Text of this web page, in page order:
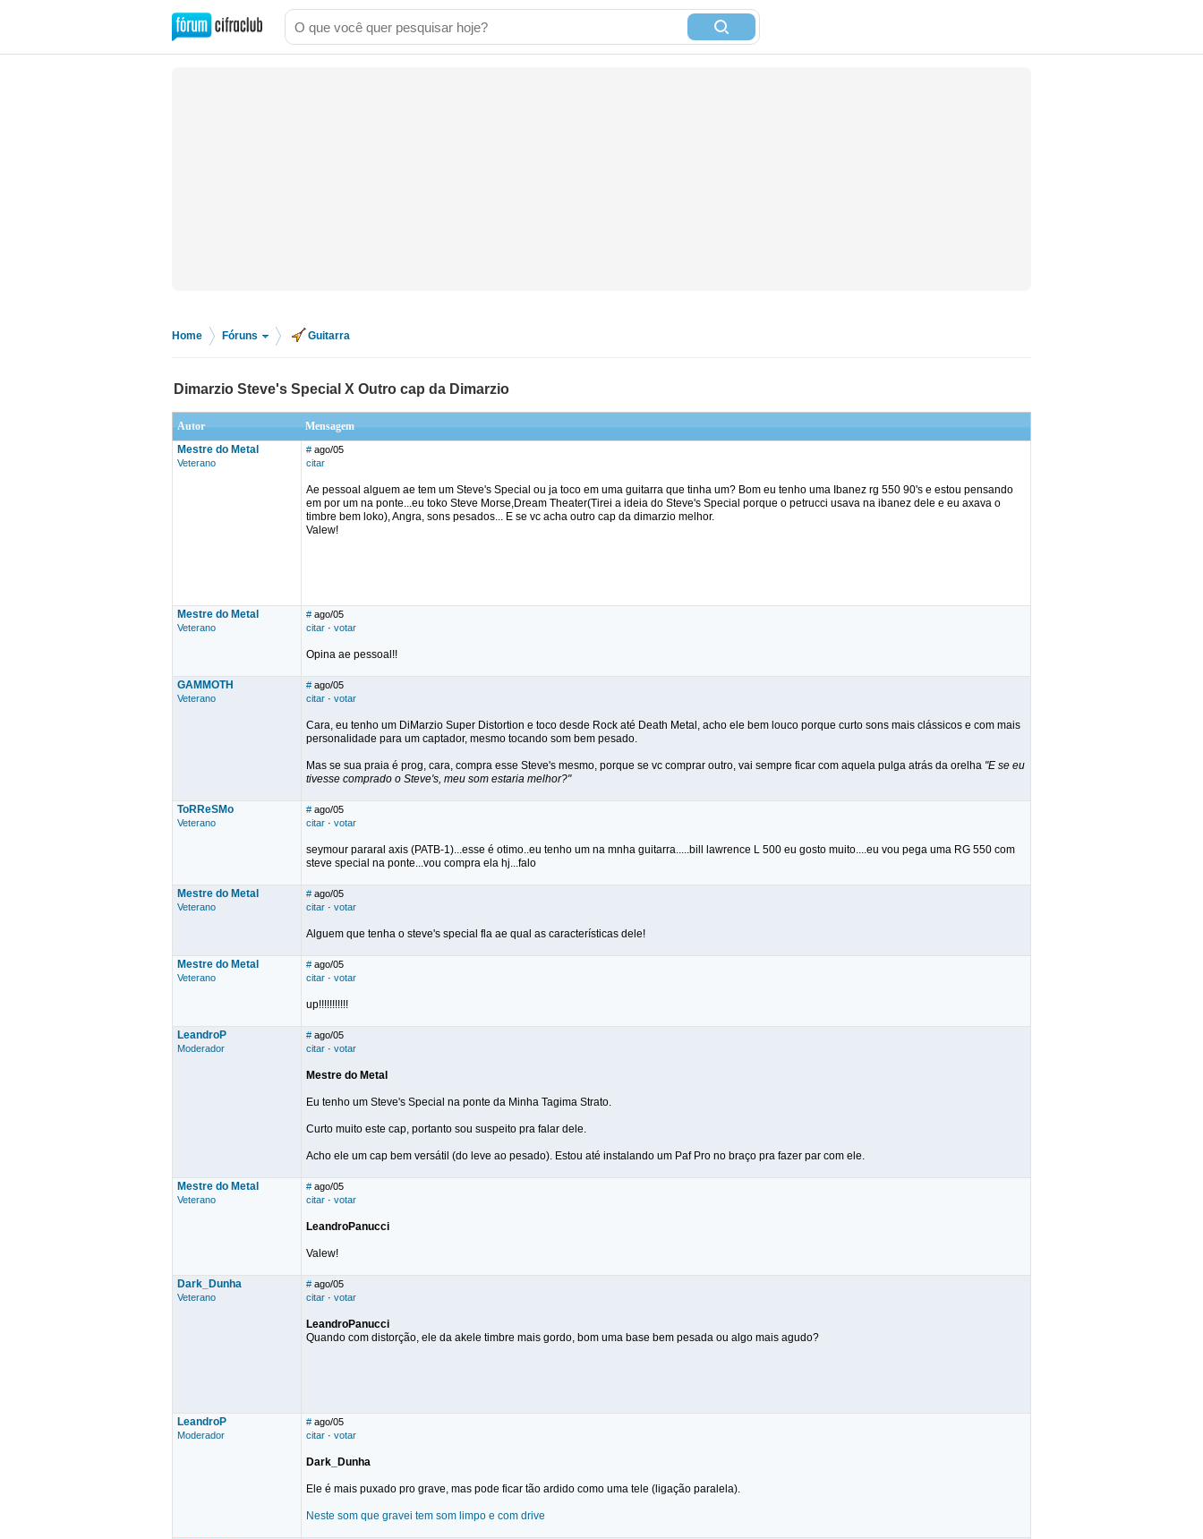
Home Fóruns Guitarra
Dimarzio Steve's Special X Outro cap da Dimarzio
Autor
Mensagem
Mestre do Metal
Veterano
# ago/05
citar
Ae pessoal alguem ae tem um Steve's Special ou ja toco em uma guitarra que tinha um? Bom eu tenho uma Ibanez rg 550 90's e estou pensando
em por um na ponte...eu toko Steve Morse,Dream Theater(Tirei a ideia do Steve's Special porque o petrucci usava na ibanez dele e eu axava o
timbre bem loko), Angra, sons pesados... E se vc acha outro cap da dimarzio melhor.
Valew!
Mestre do Metal
Veterano
# ago/05
citar · votar
Opina ae pessoal!!
GAMMOTH
Veterano
# ago/05
citar · votar
Cara, eu tenho um DiMarzio Super Distortion e toco desde Rock até Death Metal, acho ele bem louco porque curto sons mais clássicos e com mais
personalidade para um captador, mesmo tocando som bem pesado.
Mas se sua praia é prog, cara, compra esse Steve's mesmo, porque se vc comprar outro, vai sempre ficar com aquela pulga atrás da orelha "E se eu
tivesse comprado o Steve's, meu som estaria melhor?"
ToRReSMo
Veterano
# ago/05
citar · votar
seymour pararal axis (PATB-1)...esse é otimo..eu tenho um na mnha guitarra.....bill lawrence L 500 eu gosto muito....eu vou pega uma RG 550 com
steve special na ponte...vou compra ela hj...falo
Mestre do Metal
Veterano
# ago/05
citar · votar
Alguem que tenha o steve's special fla ae qual as características dele!
Mestre do Metal
Veterano
# ago/05
citar · votar
up!!!!!!!!!!!
LeandroP
Moderador
# ago/05
citar · votar
Mestre do Metal
Eu tenho um Steve's Special na ponte da Minha Tagima Strato.
Curto muito este cap, portanto sou suspeito pra falar dele.
Acho ele um cap bem versátil (do leve ao pesado). Estou até instalando um Paf Pro no braço pra fazer par com ele.
Mestre do Metal
Veterano
# ago/05
citar · votar
LeandroPanucci
Valew!
Dark_Dunha
Veterano
# ago/05
citar · votar
LeandroPanucci
Quando com distorção, ele da akele timbre mais gordo, bom uma base bem pesada ou algo mais agudo?
LeandroP
Moderador
# ago/05
citar · votar
Dark_Dunha
Ele é mais puxado pro grave, mas pode ficar tão ardido como uma tele (ligação paralela).
Neste som que gravei tem som limpo e com drive